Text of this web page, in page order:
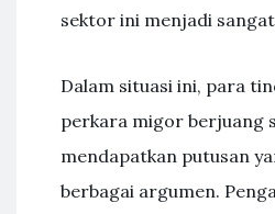
sektor ini menjadi
Dalam situasi ini, para
perkara migor berjuang
mendapatkan putusan
berbagai argumen.